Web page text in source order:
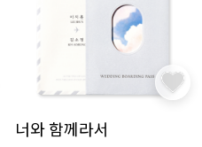
너와 함께라서